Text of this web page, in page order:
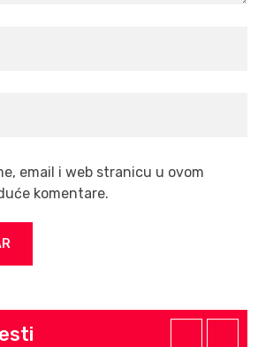
email i web stranicu u ovom
komentare.